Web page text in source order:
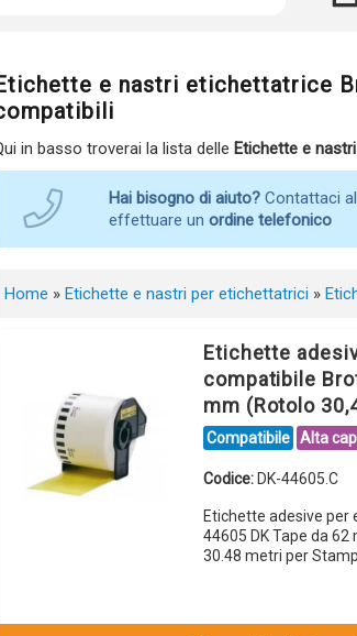
e nastri etichettatrice
in basso troverai la lista delle Etichette e
Hai bisogno di aiuto?Contattaci
effettuare un ordine telefonico
Home » Etichette e nastri per etichettatrici »
Etichette
compatibile
mm (Rotolo
Compatibile Alta
Codice: DK-44605.C
Etichette adesive per
44605 DK Tape da 62
30.48 metri per